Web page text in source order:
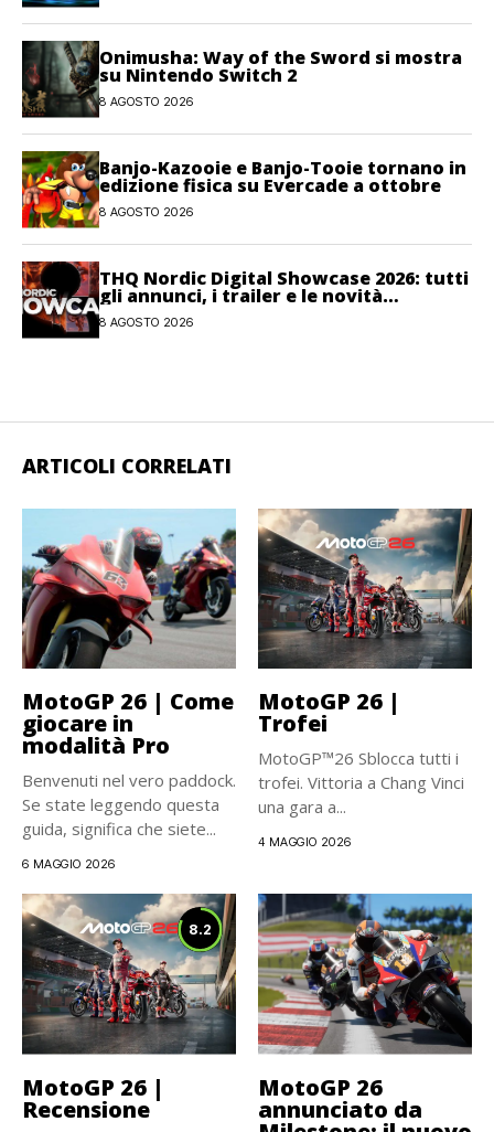
Onimusha: Way of the Sword si mostra
su Nintendo Switch 2
8 AGOSTO 2026
Banjo-Kazooie e Banjo-Tooie tornano in
edizione fisica su Evercade a ottobre
8 AGOSTO 2026
THQ Nordic Digital Showcase 2026: tutti
gli annunci, i trailer e le novità
dell’evento
8 AGOSTO 2026
ARTICOLI CORRELATI
MotoGP 26 | Come
giocare in
modalità Pro
Benvenuti nel vero paddock.
Se state leggendo questa
guida, significa che siete...
6 MAGGIO 2026
MotoGP 26 |
Trofei
MotoGP™26 Sblocca tutti i
trofei. Vittoria a Chang Vinci
una gara a...
4 MAGGIO 2026
8.2
MotoGP 26 |
Recensione
MotoGP 26
annunciato da